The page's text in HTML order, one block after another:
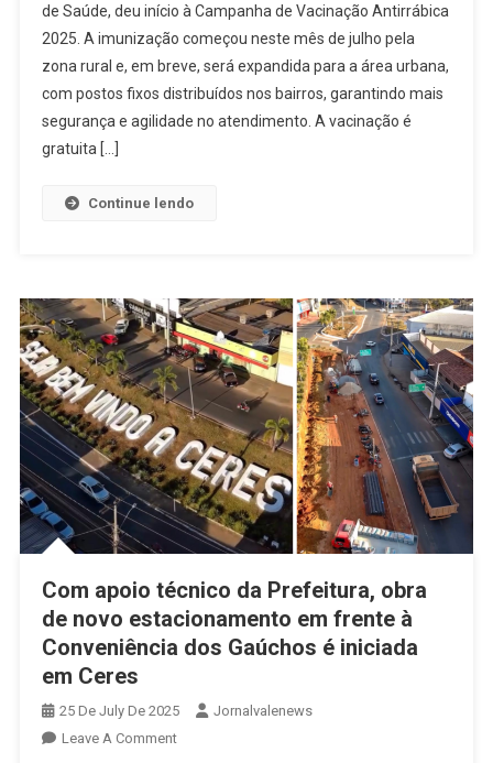
Rialma
Inicia
Campanha
De
Vacinação
de Saúde, deu início à Campanha de Vacinação Antirrábica
2025. A imunização começou neste mês de julho pela
zona rural e, em breve, será expandida para a área urbana,
com postos fixos distribuídos nos bairros, garantindo mais
segurança e agilidade no atendimento. A vacinação é
gratuita […]
Continue lendo
Com apoio técnico da Prefeitura, obra
de novo estacionamento em frente à
Conveniência dos Gaúchos é iniciada
em Ceres
25 De July De 2025
Jornalvalenews
Leave A CommentOn